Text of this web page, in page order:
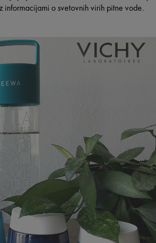
o svetovnih virih pitne vode.